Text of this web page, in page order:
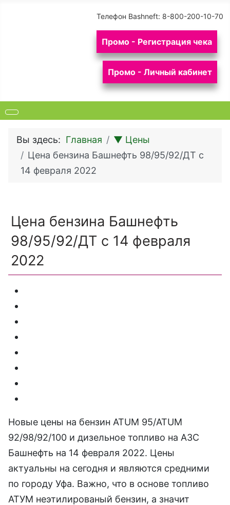
Телефон Bashneft: 8-800-200-10-70
Промо - Регистрация чека
Промо - Личный кабинет
Вы здесь: Главная
▼ Цены
Цена бензина Башнефть 98/95/92/ДТ с
14 февраля 2022
Цена бензина Башнефть
98/95/92/ДТ с 14 февраля
2022
Новые цены на бензин ATUM 95/ATUM
92/98/92/100 и дизельное топливо на АЗС
Башнефть на 14 февраля 2022. Цены
актуальны на сегодня и являются средними
по городу Уфа. Важно, что в основе топливо
АТУМ неэтилированый бензин, а значит